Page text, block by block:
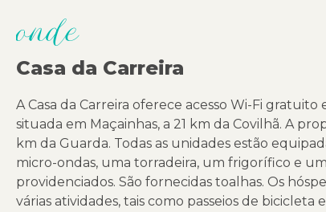
onde
Casa da Carreira
A Casa da Carreira oferece acesso Wi-Fi gratuito
situada em Maçainhas, a 21 km da Covilhã. A
km da Guarda. Todas as unidades estão
micro-ondas, uma torradeira, um frigorífico e
providenciados. São fornecidas toalhas. Os
várias atividades, tais como passeios de bicicleta